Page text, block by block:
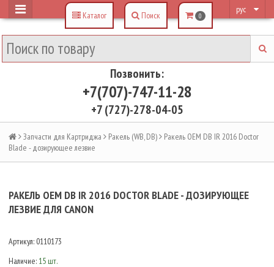
рус
Позвонить:
+7(707)-747-11-28
+7 (727)-278-04-05
Каталог Поиск 0
Запчасти для Картриджа Ракель (WB, DB)
Ракель OEM DB IR 2016 Doсtor
Blade - дозирующее лезвие
РАКЕЛЬ OEM DB IR 2016 DOСTOR BLADE - ДОЗИРУЮЩЕЕ
ЛЕЗВИЕ ДЛЯ CANON
Артикул: 0110173
Наличие: 15 шт.